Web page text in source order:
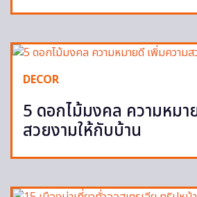
DECOR
5 ดอกไม้มงคล ความหมา
สวยงามให้กับบ้าน